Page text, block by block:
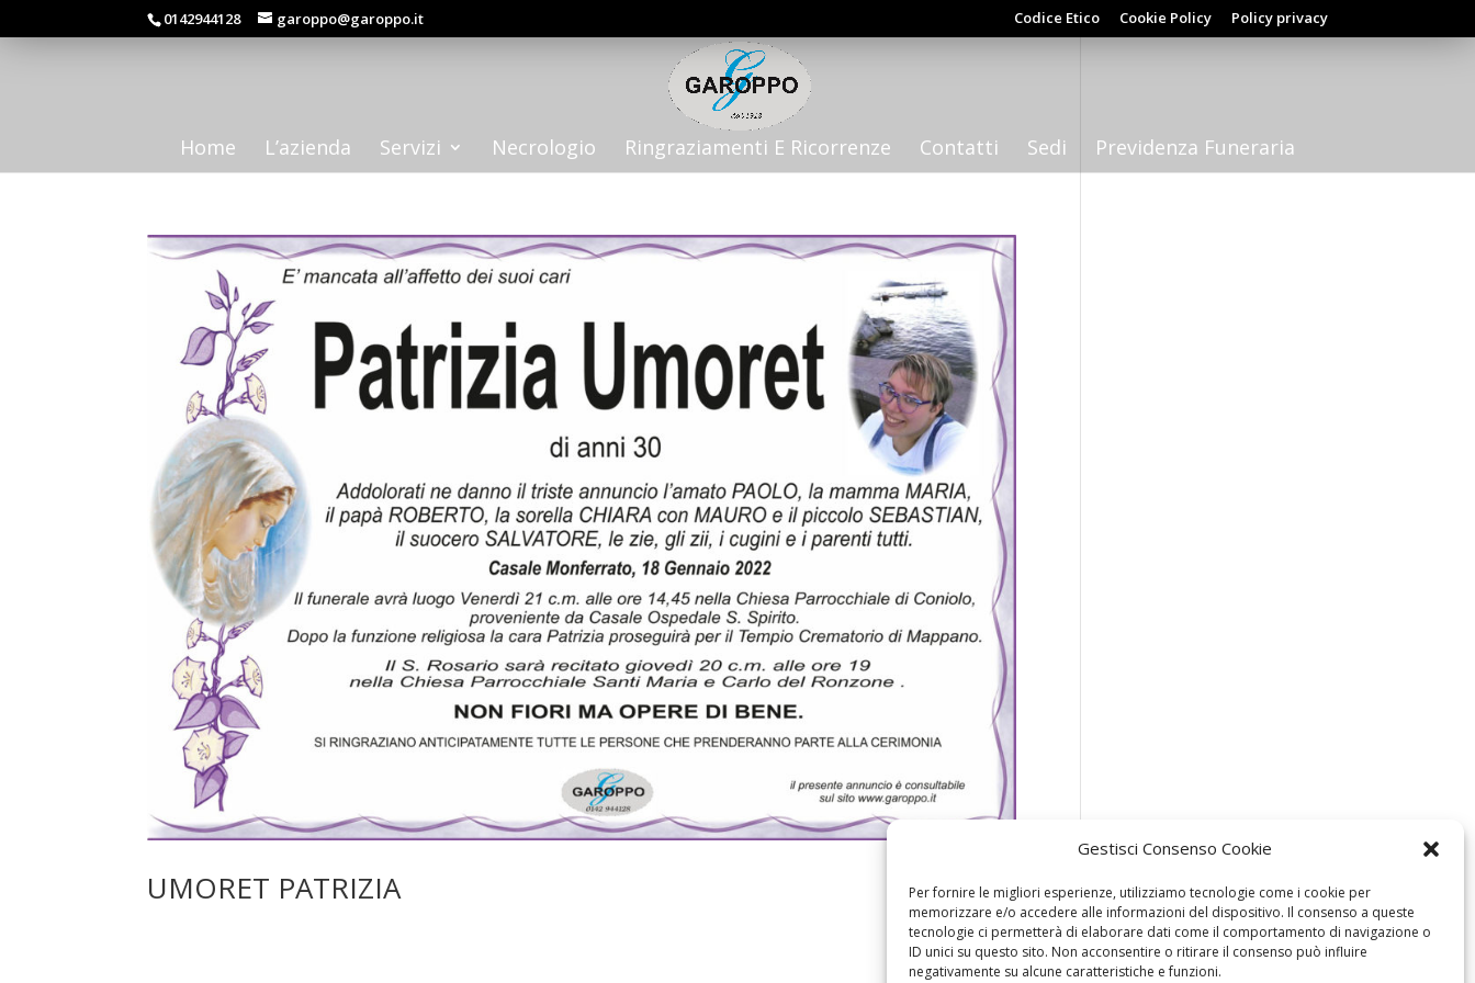
Gestisci Consenso Cookie
Per fornire le migliori esperienze, utilizziamo tecnologie come i cookie per
memorizzare e/o accedere alle informazioni del dispositivo. Il consenso a queste
tecnologie ci permetterà di elaborare dati come il comportamento di navigazione o
ID unici su questo sito. Non acconsentire o ritirare il consenso può influire
negativamente su alcune caratteristiche e funzioni.
0142944128 garoppo@garoppo.it Codice Etico Cookie Policy Policy privacy
Home L’azienda Servizi Necrologio Ringraziamenti E Ricorrenze Contatti Sedi Previdenza Funeraria
UMORET PATRIZIA